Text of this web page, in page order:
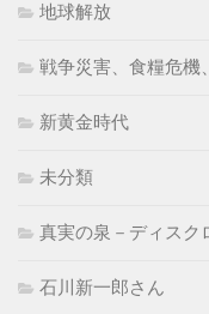
地球解放
戦争災害、食糧危機
新黄金時代
未分類
真実の泉－ディスク
石川新一郎さん